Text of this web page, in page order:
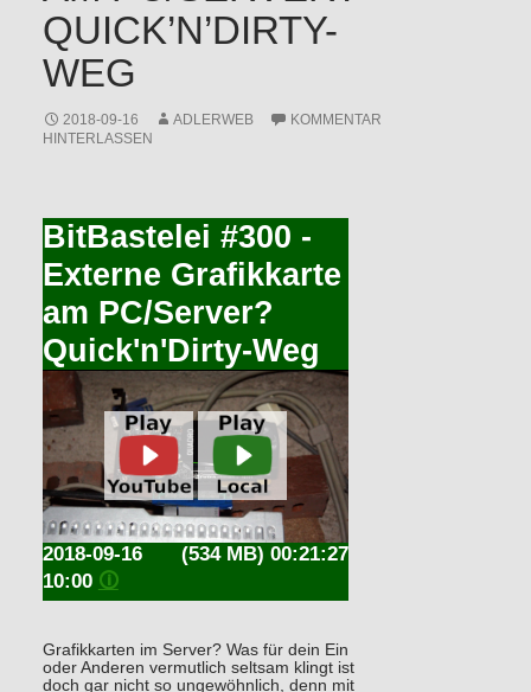
QUICK’N’DIRTY-
WEG
2018-09-16 ADLERWEB
KOMMENTAR
HINTERLASSEN
BitBastelei #300 -
Externe Grafikkarte
am PC/Server?
Quick'n'Dirty-Weg
(534 MB) 00:21:27
2018-09-16
10:00 🛈
Grafikkarten im Server? Was für dein Ein
oder Anderen vermutlich seltsam klingt ist
doch gar nicht so ungewöhnlich, denn mit